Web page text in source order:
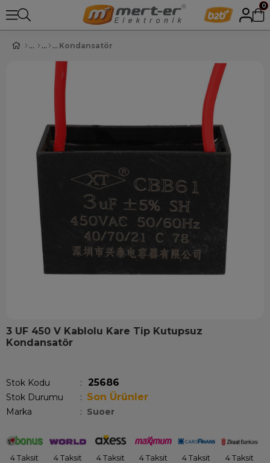
0
Kondansatör
3 UF 450 V Kablolu Kare Tip Kutupsuz
Kondansatör
Stok Kodu 25686
Stok Durumu : Son Ürünler
Marka : Suoer
4 Taksit 4 Taksit 4 Taksit 4 Taksit 4 Taksit 4 Taksit